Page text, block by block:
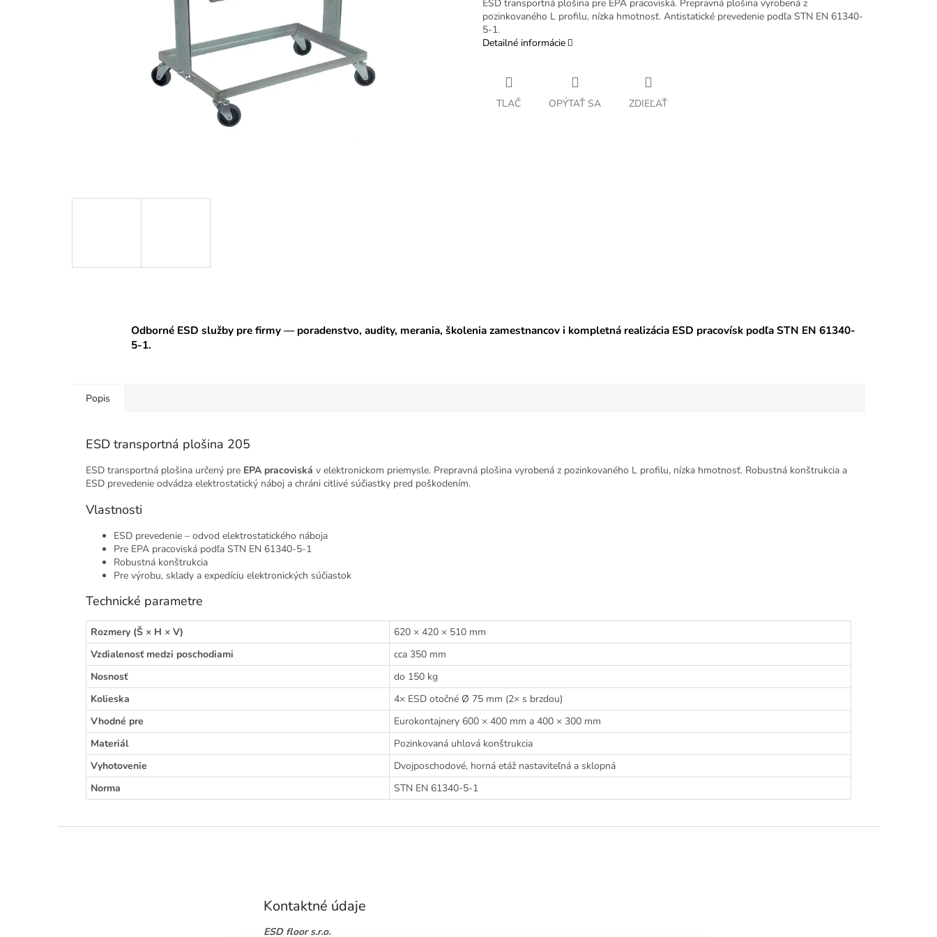
ESD transportná plošina pre EPA pracoviská. Prepravná plošina vyrobená z
pozinkovaného L profilu, nízka hmotnosť. Antistatické prevedenie podľa STN EN 61340-
5-1.
Detailné informácie
TLAČ OPÝTAŤ SA ZDIEĽAŤ
Odborné ESD služby pre firmy — poradenstvo, audity, merania, školenia zamestnancov i kompletná realizácia ESD pracovísk podľa STN EN 61340-
5-1.
Popis
ESD transportná plošina 205
ESD transportná plošina určený pre EPA pracoviská v elektronickom priemysle. Prepravná plošina vyrobená z pozinkovaného L profilu, nízka hmotnosť. Robustná konštrukcia a
ESD prevedenie odvádza elektrostatický náboj a chráni citlivé súčiastky pred poškodením.
Vlastnosti
ESD prevedenie – odvod elektrostatického náboja
Pre EPA pracoviská podľa STN EN 61340-5-1
Robustná konštrukcia
Pre výrobu, sklady a expedíciu elektronických súčiastok
Technické parametre
Rozmery (Š × H × V)
620 × 420 × 510 mm
Vzdialenosť medzi poschodiami
cca 350 mm
Nosnosť
do 150 kg
Kolieska
4× ESD otočné Ø 75 mm (2× s brzdou)
Vhodné pre
Eurokontajnery 600 × 400 mm a 400 × 300 mm
Materiál
Pozinkovaná uhlová konštrukcia
Vyhotovenie
Dvojposchodové, horná etáž nastaviteľná a sklopná
Norma
STN EN 61340-5-1
Kontaktné údaje
ESD floor s.r.o.